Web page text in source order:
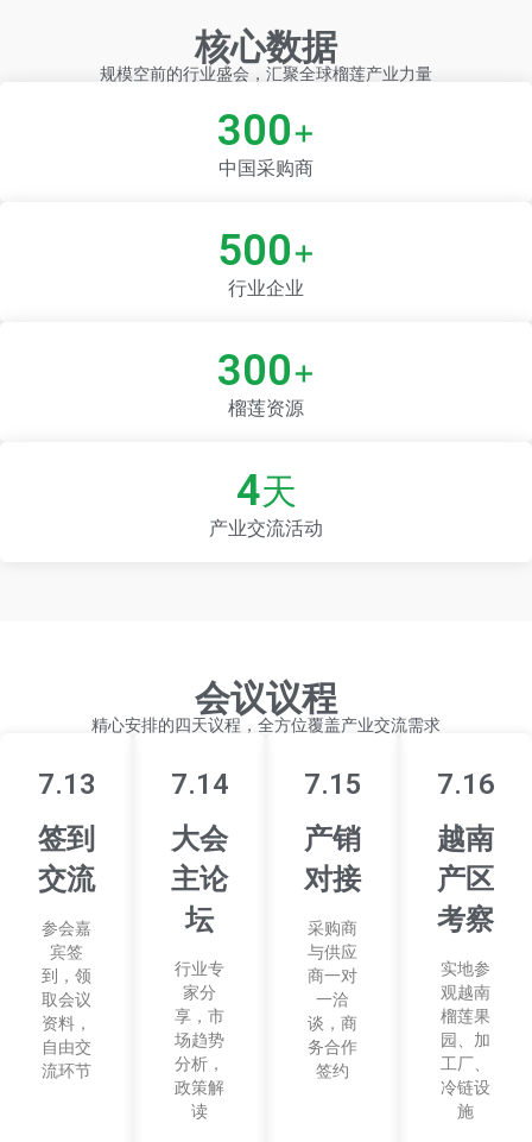
核心数据
规模空前的行业盛会，汇聚全球榴莲产业力量
中国采购商
300+
行业企业
500+
榴莲资源
300+
产业交流活动
4天
会议议程
精心安排的四天议程，全方位覆盖产业交流需求
7.13
签到
交流
参会嘉
宾签
到，领
取会议
资料，
自由交
流环节
7.14
大会
主论
坛
行业专
家分
享，市
场趋势
分析，
政策解
读
7.15
产销
对接
采购商
与供应
商一对
一洽
谈，商
务合作
签约
7.16
越南
产区
考察
实地参
观越南
榴莲果
园、加
工厂、
冷链设
施